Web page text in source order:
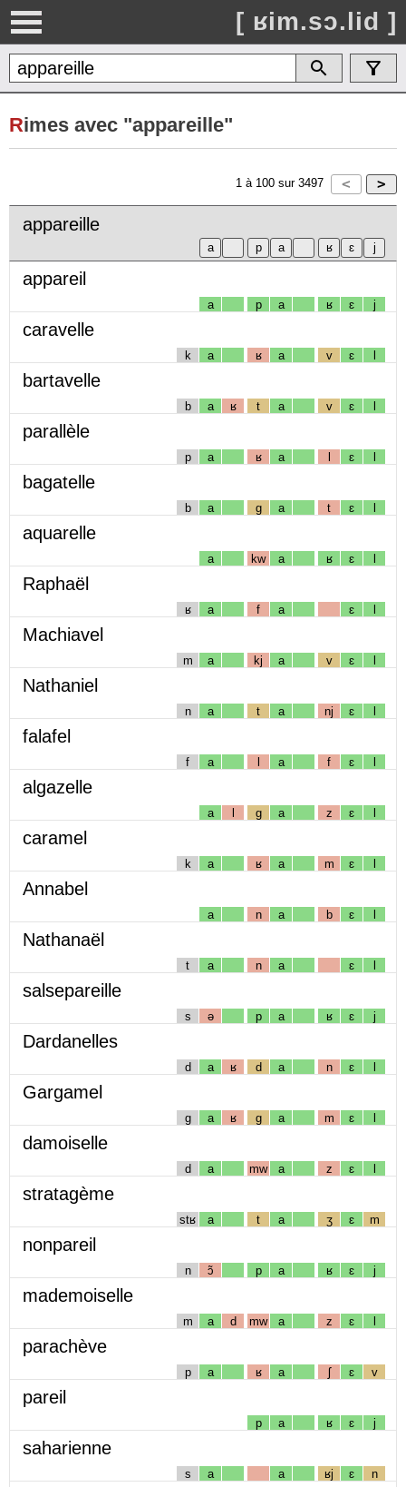
[ ʁim.sɔ.lid ]
Rimes avec "appareille"
1 à 100 sur 3497
appareille
appareil
a p a ʁ ɛ j
caravelle
k a ʁ a v ɛ l
bartavelle
b a ʁ t a v ɛ l
parallèle
p a ʁ a l ɛ l
bagatelle
b a g a t ɛ l
aquarelle
a kw a ʁ ɛ l
Raphaël
ʁ a f a ɛ l
Machiavel
m a kj a v ɛ l
Nathaniel
n a t a nj ɛ l
falafel
f a l a f ɛ l
algazelle
a l g a z ɛ l
caramel
k a ʁ a m ɛ l
Annabel
a n a b ɛ l
Nathanaël
t a n a ɛ l
salsepareille
s ə p a ʁ ɛ j
Dardanelles
d a ʁ d a n ɛ l
Gargamel
g a ʁ g a m ɛ l
damoiselle
d a mw a z ɛ l
stratagème
stʁ a t a ʒ ɛ m
nonpareil
n ɔ̃ p a ʁ ɛ j
mademoiselle
m a d mw a z ɛ l
parachève
p a ʁ a ʃ ɛ v
pareil
p a ʁ ɛ j
saharienne
s a a ʁj ɛ n